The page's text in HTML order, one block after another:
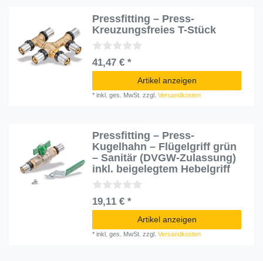
Pressfitting – Press-
Kreuzungsfreies T-Stück
41,47 € *
Artikel anzeigen
*inkl. ges. MwSt. zzgl.Versandkosten
Pressfitting – Press-
Kugelhahn – Flügelgriff grün
– Sanitär (DVGW-Zulassung)
inkl. beigelegtem Hebelgriff
19,11 € *
Artikel anzeigen
*inkl. ges. MwSt. zzgl.Versandkosten